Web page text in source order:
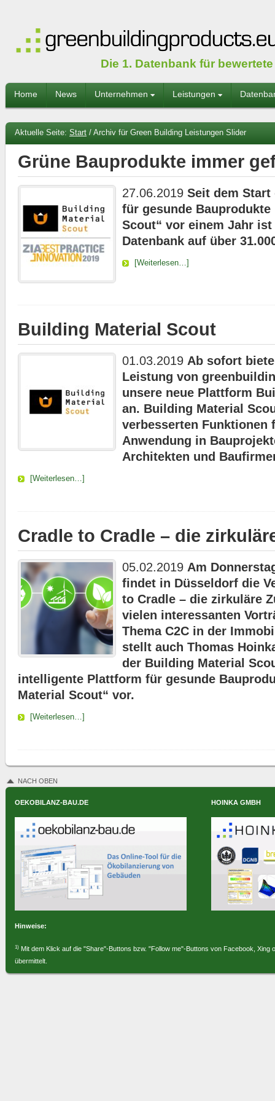
Die 1. Datenbank für
Home News Unternehmen Leistungen
Aktuelle Seite: Start / Archiv für Green Building Leistungen Slider
Grüne Bauprodukte immer
27.06.2019 Seit dem
für gesunde
Scout“ vor einem Jahr
Datenbank auf über
[Weiterlesen…]
Building Material Scout
01.03.2019 Ab sofort
Leistung von
unsere neue Plattform
an. Building Material
verbesserten Funktionen
Anwendung in
Architekten und
[Weiterlesen…]
Cradle to Cradle – die
05.02.2019 Am
findet in Düsseldorf die
to Cradle – die zirkuläre
vielen interessanten
Thema C2C in der
stellt auch Thomas
der Building Material
intelligente Plattform für gesunde
Material Scout“ vor.
[Weiterlesen…]
NACH OBEN
OEKOBILANZ-BAU.DE HOINKA GMBH
Hinweise:
1) Mit dem Klick auf die "Share"-Buttons bzw. "Follow me"-Buttons von Facebook,
übermittelt.